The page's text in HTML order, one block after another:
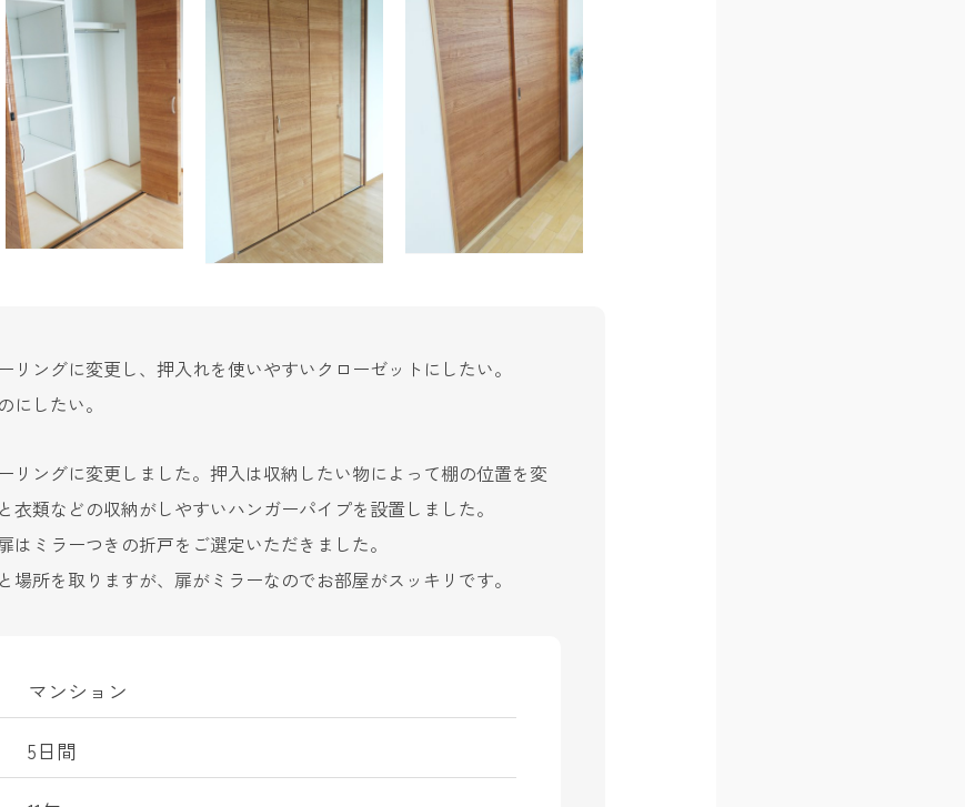
リングに変更し、押入れを使いやすいクローゼットにしたい。
にしたい。
リングに変更しました。押入は収納したい物によって棚の位置を変
衣類などの収納がしやすいハンガーパイプを設置しました。
はミラーつきの折戸をご選定いただきました。
場所を取りますが、扉がミラーなのでお部屋がスッキリです。
マンション
5日間